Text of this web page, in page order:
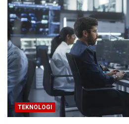
TEKNOLOGI